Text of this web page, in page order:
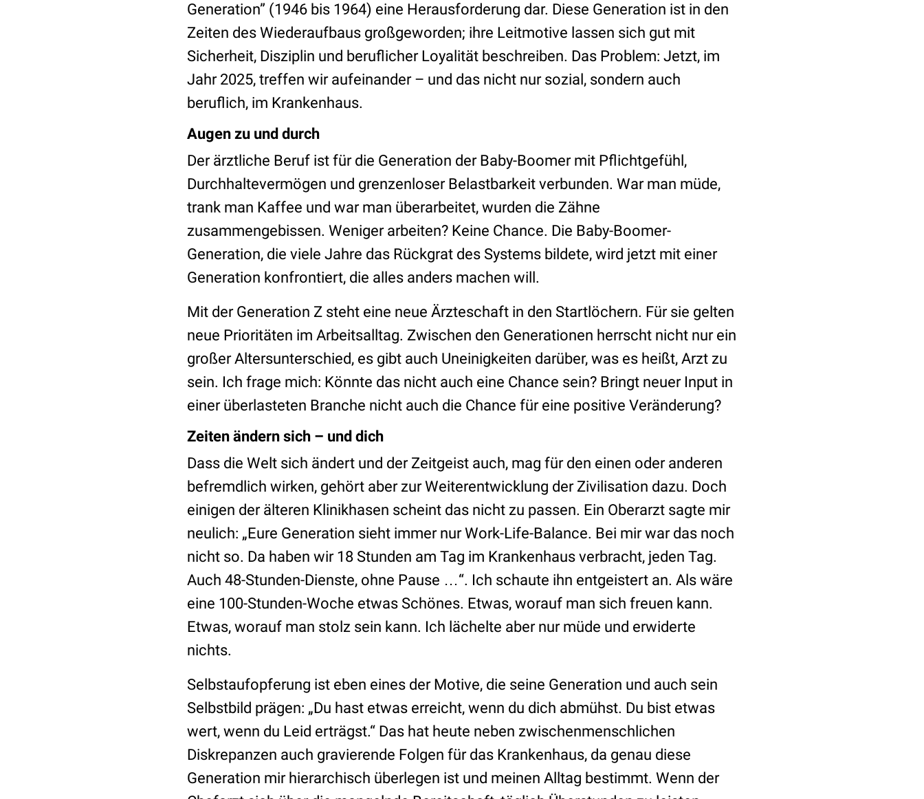
Generation” (1946 bis 1964) eine Herausforderung dar. Diese Generation ist in den
Zeiten des Wiederaufbaus großgeworden; ihre Leitmotive lassen sich gut mit
Sicherheit, Disziplin und beruflicher Loyalität beschreiben. Das Problem: Jetzt, im
Jahr 2025, treffen wir aufeinander – und das nicht nur sozial, sondern auch
beruflich, im Krankenhaus.
Augen zu und durch
Der ärztliche Beruf ist für die Generation der Baby-Boomer mit Pflichtgefühl,
Durchhaltevermögen und grenzenloser Belastbarkeit verbunden. War man müde,
trank man Kaffee und war man überarbeitet, wurden die Zähne
zusammengebissen. Weniger arbeiten? Keine Chance. Die Baby-Boomer-
Generation, die viele Jahre das Rückgrat des Systems bildete, wird jetzt mit einer
Generation konfrontiert, die alles anders machen will.
Mit der Generation Z steht eine neue Ärzteschaft in den Startlöchern. Für sie gelten
neue Prioritäten im Arbeitsalltag. Zwischen den Generationen herrscht nicht nur ein
großer Altersunterschied, es gibt auch Uneinigkeiten darüber, was es heißt, Arzt zu
sein. Ich frage mich: Könnte das nicht auch eine Chance sein? Bringt neuer Input in
einer überlasteten Branche nicht auch die Chance für eine positive Veränderung?
Zeiten ändern sich – und dich
Dass die Welt sich ändert und der Zeitgeist auch, mag für den einen oder anderen
befremdlich wirken, gehört aber zur Weiterentwicklung der Zivilisation dazu. Doch
einigen der älteren Klinikhasen scheint das nicht zu passen. Ein Oberarzt sagte mir
neulich: „Eure Generation sieht immer nur Work-Life-Balance. Bei mir war das noch
nicht so. Da haben wir 18 Stunden am Tag im Krankenhaus verbracht, jeden Tag.
Auch 48-Stunden-Dienste, ohne Pause …“. Ich schaute ihn entgeistert an. Als wäre
eine 100-Stunden-Woche etwas Schönes. Etwas, worauf man sich freuen kann.
Etwas, worauf man stolz sein kann. Ich lächelte aber nur müde und erwiderte
nichts.
Selbstaufopferung ist eben eines der Motive, die seine Generation und auch sein
Selbstbild prägen: „Du hast etwas erreicht, wenn du dich abmühst. Du bist etwas
wert, wenn du Leid erträgst.“ Das hat heute neben zwischenmenschlichen
Diskrepanzen auch gravierende Folgen für das Krankenhaus, da genau diese
Generation mir hierarchisch überlegen ist und meinen Alltag bestimmt. Wenn der